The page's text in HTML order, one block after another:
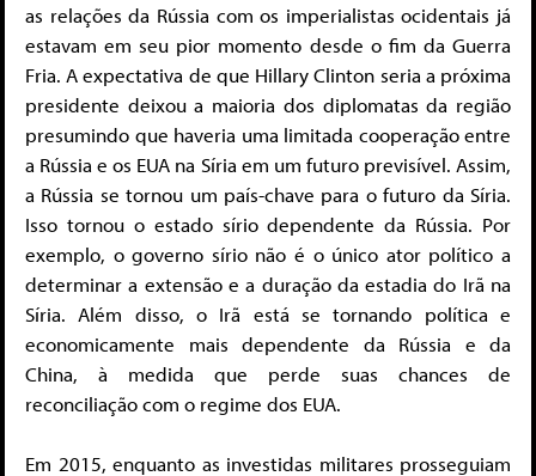
as relações da Rússia com os imperialistas ocidentais já
estavam em seu pior momento desde o fim da Guerra
Fria. A expectativa de que Hillary Clinton seria a próxima
presidente deixou a maioria dos diplomatas da região
presumindo que haveria uma limitada cooperação entre
a Rússia e os EUA na Síria em um futuro previsível. Assim,
a Rússia se tornou um país-chave para o futuro da Síria.
Isso tornou o estado sírio dependente da Rússia. Por
exemplo, o governo sírio não é o único ator político a
determinar a extensão e a duração da estadia do Irã na
Síria. Além disso, o Irã está se tornando política e
economicamente mais dependente da Rússia e da
China, à medida que perde suas chances de
reconciliação com o regime dos EUA.
Em 2015, enquanto as investidas militares prosseguiam